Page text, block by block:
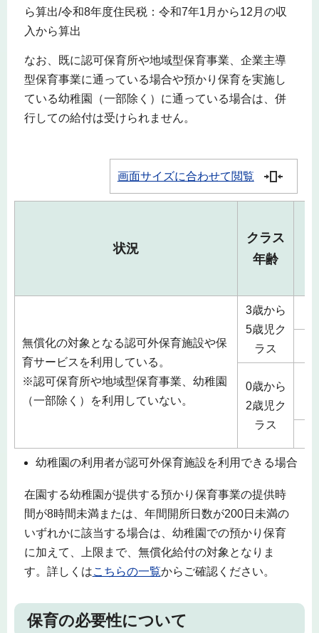
ら算出/令和8年度住民税：令和7年1月から12月の収
入から算出
なお、既に認可保育所や地域型保育事業、企業主導
型保育事業に通っている場合や預かり保育を実施し
ている幼稚園（一部除く）に通っている場合は、併
行しての給付は受けられません。
画面サイズに合わせて閲覧
状況
クラス
年齢
無償化の対象となる認可外保育施設や保
育サービスを利用している。
※認可保育所や地域型保育事業、幼稚園
（一部除く）を利用していない。
3歳から
5歳児ク
ラス
0歳から
2歳児ク
ラス
幼稚園の利用者が認可外保育施設を利用できる場合
在園する幼稚園が提供する預かり保育事業の提供時
間が8時間未満または、年間開所日数が200日未満の
いずれかに該当する場合は、幼稚園での預かり保育
に加えて、上限まで、無償化給付の対象となりま
す。詳しくはこちらの一覧からご確認ください。
保育の必要性について